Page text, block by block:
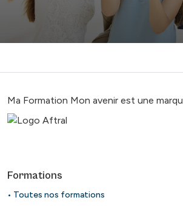
Ma Formation Mon avenir est une
Formations
• Toutes nos formations